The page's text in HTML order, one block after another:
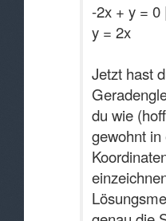
-2x + y = 0
y = 2x
Jetzt hast
du wie
gewohnt in